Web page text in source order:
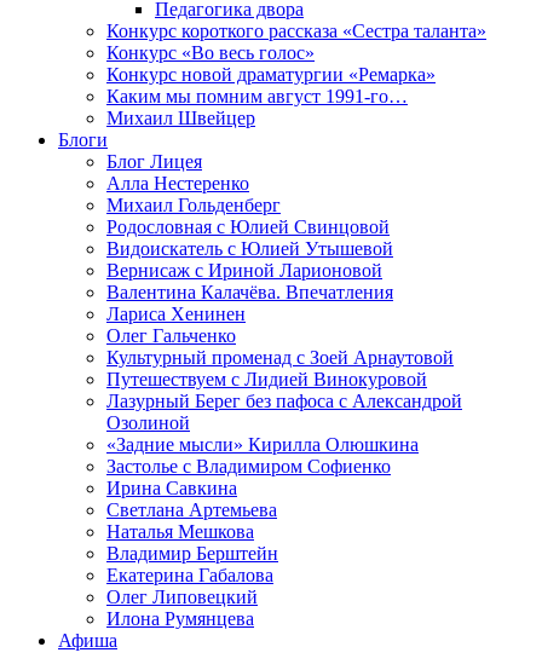
Педагогика двора
Конкурс короткого рассказа «Сестра таланта»
Конкурс «Во весь голос»
Конкурс новой драматургии «Ремарка»
Каким мы помним август 1991-го…
Михаил Швейцер
Блоги
Блог Лицея
Алла Нестеренко
Михаил Гольденберг
Родословная с Юлией Свинцовой
Видоискатель с Юлией Утышевой
Вернисаж с Ириной Ларионовой
Валентина Калачёва. Впечатления
Лариса Хенинен
Олег Гальченко
Культурный променад с Зоей Арнаутовой
Путешествуем с Лидией Винокуровой
Лазурный Берег без пафоса с Александрой
Озолиной
«Задние мысли» Кирилла Олюшкина
Застолье с Владимиром Софиенко
Ирина Савкина
Светлана Артемьева
Наталья Мешкова
Владимир Берштейн
Екатерина Габалова
Олег Липовецкий
Илона Румянцева
Афиша